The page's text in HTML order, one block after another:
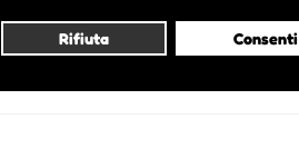
Rifiuta Consenti
(Vedi altri eventi di questo organizzatore)